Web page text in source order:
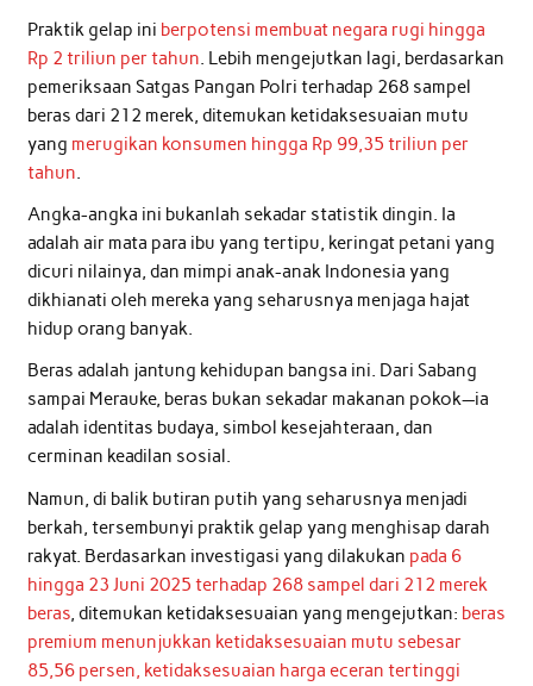
Praktik gelap ini berpotensi membuat negara rugi hingga
Rp 2 triliun per tahun. Lebih mengejutkan lagi, berdasarkan
pemeriksaan Satgas Pangan Polri terhadap 268 sampel
beras dari 212 merek, ditemukan ketidaksesuaian mutu
yang merugikan konsumen hingga Rp 99,35 triliun per
tahun.
Angka-angka ini bukanlah sekadar statistik dingin. Ia
adalah air mata para ibu yang tertipu, keringat petani yang
dicuri nilainya, dan mimpi anak-anak Indonesia yang
dikhianati oleh mereka yang seharusnya menjaga hajat
hidup orang banyak.
Beras adalah jantung kehidupan bangsa ini. Dari Sabang
sampai Merauke, beras bukan sekadar makanan pokok—ia
adalah identitas budaya, simbol kesejahteraan, dan
cerminan keadilan sosial.
Namun, di balik butiran putih yang seharusnya menjadi
berkah, tersembunyi praktik gelap yang menghisap darah
rakyat. Berdasarkan investigasi yang dilakukan pada 6
hingga 23 Juni 2025 terhadap 268 sampel dari 212 merek
beras, ditemukan ketidaksesuaian yang mengejutkan: beras
premium menunjukkan ketidaksesuaian mutu sebesar
85,56 persen, ketidaksesuaian harga eceran tertinggi